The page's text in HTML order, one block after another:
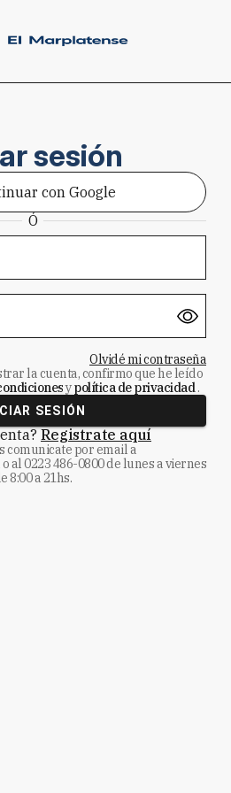
sesión
con Google
Ó
Olvidé mi contraseña
la cuenta, confirmo que he leído
ypolítica de privacidad.
SESIÓN
Registrate aquí
comunicate por email a
o al0223 486-0800de lunes a viernes
8:00 a 21hs.